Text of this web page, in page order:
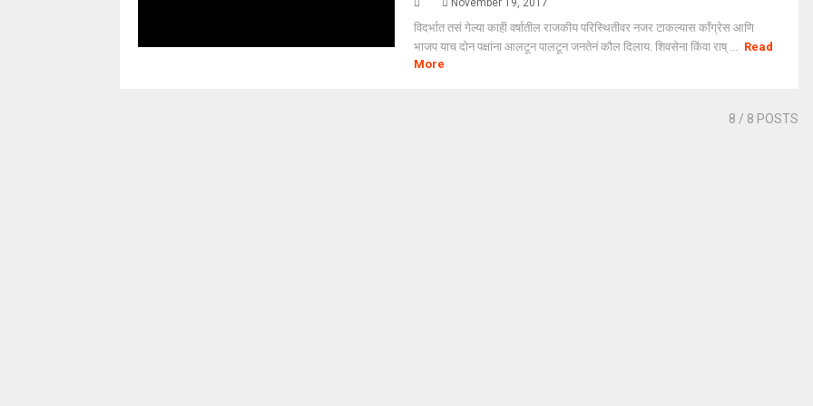
November 19, 2017
विदर्भात तसं गेल्या काही वर्षातील राजकीय परिस्थितीवर नजर टाकल्यास काँग्रेस आणि
भाजप याच दोन पक्षांना आलटून पालटून जनतेनं कौल दिलाय. शिवसेना किंवा राष् ... Read
More
8 / 8 POSTS